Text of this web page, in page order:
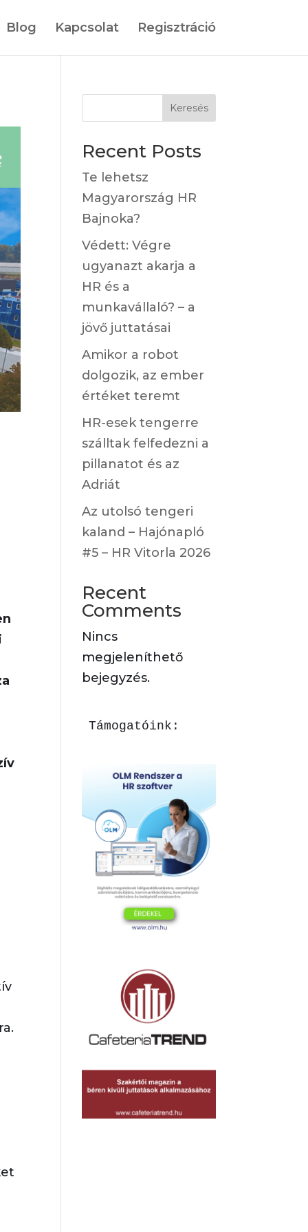
Blog Kapcsolat Regisztráció
Keresés
Recent Posts
Te lehetsz
Magyarország HR
Bajnoka?
Védett: Végre
ugyanazt akarja a
HR és a
munkavállaló? – a
jövő juttatásai
Amikor a robot
dolgozik, az ember
értéket teremt
HR-esek tengerre
szálltak felfedezni a
pillanatot és az
Adriát
Az utolsó tengeri
kaland – Hajónapló
#5 – HR Vitorla 2026
Recent
Comments
Nincs
megjeleníthető
bejegyzés.
Támogatóink: